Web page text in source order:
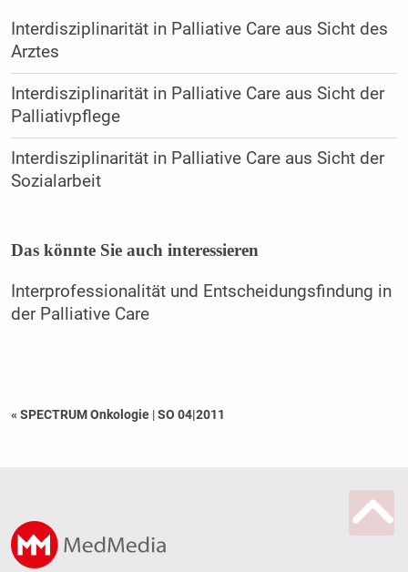
Interdisziplinarität in Palliative Care aus Sicht des
Arztes
Interdisziplinarität in Palliative Care aus Sicht der
Palliativpflege
Interdisziplinarität in Palliative Care aus Sicht der
Sozialarbeit
Das könnte Sie auch interessieren
Interprofessionalität und Entscheidungsfindung in
der Palliative Care
« SPECTRUM Onkologie |SO 04|2011